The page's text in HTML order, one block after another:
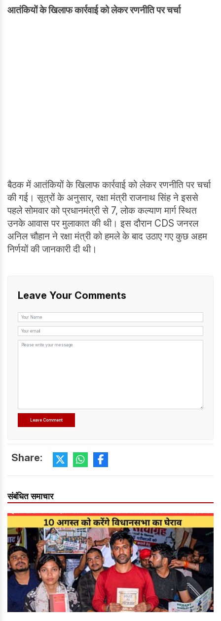
आतंकियों के खिलाफ कार्रवाई को लेकर रणनीति पर चर्चा
बैठक में आतंकियों के खिलाफ कार्रवाई को लेकर रणनीति पर चर्चा
की गई। सूत्रों के अनुसार, रक्षा मंत्री राजनाथ सिंह ने इससे
पहले सोमवार को प्रधानमंत्री से 7, लोक कल्याण मार्ग स्थित
उनके आवास पर मुलाकात की थी। इस दौरान CDS जनरल
अनिल चौहान ने रक्षा मंत्री को हमले के बाद उठाए गए कुछ अहम
निर्णयों की जानकारी दी थी।
Leave Your Comments
Share:
संबंधित समाचार